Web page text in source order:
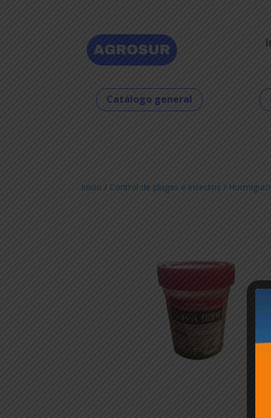
Catálogo general
Inicio / Control de plagas e insectos /